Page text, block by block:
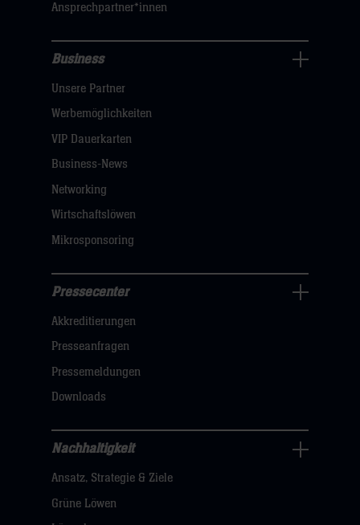
hier
Ansprechpartner*innen
Navigation
öffnen,
dann
klicken
Business
Unsere Partner
Werbemöglichkeiten
VIP Dauerkarten
Business-News
Networking
Wirtschaftslöwen
Mikrosponsoring
Navigation
öffnen,
dann
klicken
hier
Pressecenter
Akkreditierungen
Presseanfragen
Pressemeldungen
Downloads
Nachhaltigkeit
Navigation
öffnen,
Nachhaltigkeit
Ansatz, Strategie & Ziele
Grüne Löwen